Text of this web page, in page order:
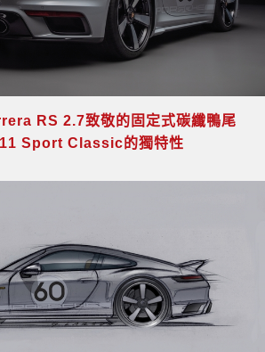
RS 2.7致敬的固定式碳纖鴨尾
Sport Classic的獨特性